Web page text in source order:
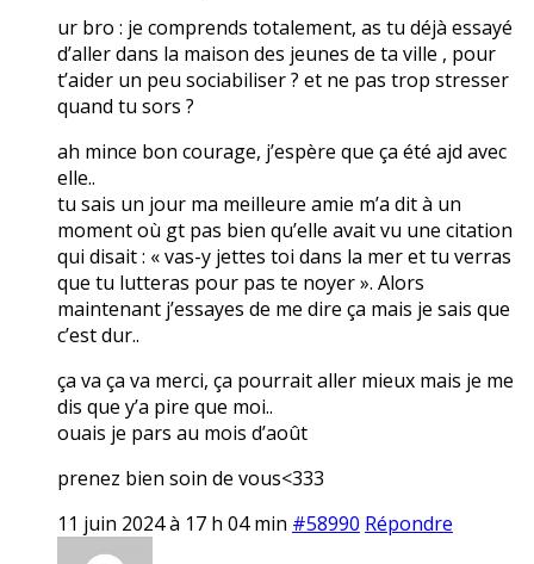
ur bro : je comprends totalement, as tu déjà essayé
d’aller dans la maison des jeunes de ta ville , pour
t’aider un peu sociabiliser ? et ne pas trop stresser
quand tu sors ?
ah mince bon courage, j’espère que ça été ajd avec
elle..
tu sais un jour ma meilleure amie m’a dit à un
moment où gt pas bien qu’elle avait vu une citation
qui disait : « vas-y jettes toi dans la mer et tu verras
que tu lutteras pour pas te noyer ». Alors
maintenant j’essayes de me dire ça mais je sais que
c’est dur..
ça va ça va merci, ça pourrait aller mieux mais je me
dis que y’a pire que moi..
ouais je pars au mois d’août
prenez bien soin de vous<333
11 juin 2024 à 17 h 04 min #58990 Répondre